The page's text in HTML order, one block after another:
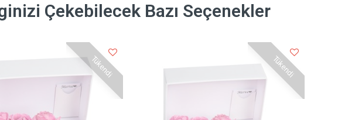
Çekebilecek Bazı Seçenekler
Tükendi Tükendi